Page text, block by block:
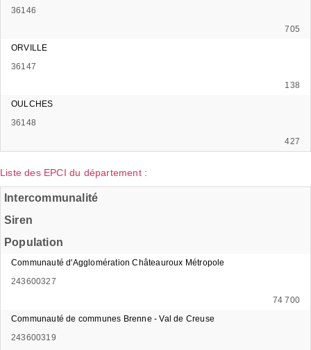
36146
705
ORVILLE
36147
138
OULCHES
36148
427
Liste des EPCI du département :
Intercommunalité
Siren
Population
Communauté d'Agglomération Châteauroux Métropole
243600327
74 700
Communauté de communes Brenne - Val de Creuse
243600319